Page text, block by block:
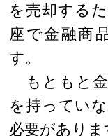
を売却する
座で金融商
す。
もともと金
を持ってい
必要がありま